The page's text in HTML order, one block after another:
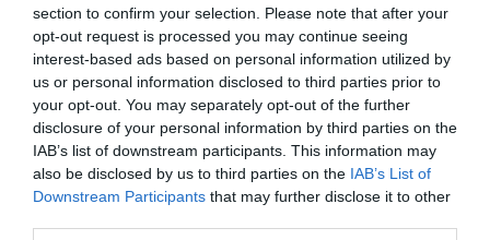
section to confirm your selection. Please note that after your
opt-out request is processed you may continue seeing
interest-based ads based on personal information utilized by
us or personal information disclosed to third parties prior to
your opt-out. You may separately opt-out of the further
disclosure of your personal information by third parties on the
IAB’s list of downstream participants. This information may
also be disclosed by us to third parties on the IAB’s List of
Downstream Participants that may further disclose it to other
Αναμνηστικά Νηπιαγωγείων